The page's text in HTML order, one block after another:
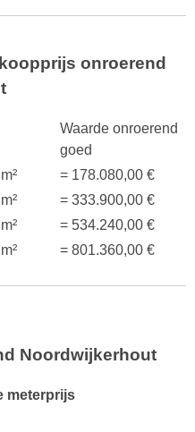
onroerend
Waarde onroerend
goed
= 178.080,00 €
= 333.900,00 €
= 534.240,00 €
= 801.360,00 €
Noordwijkerhout
meterprijs